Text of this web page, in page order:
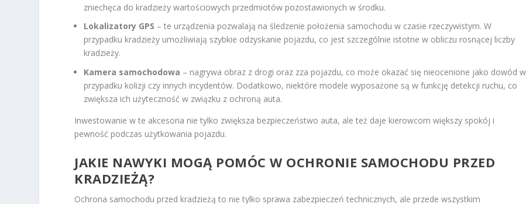
zniechęca do kradzieży wartościowych przedmiotów pozostawionych w środku.
Lokalizatory GPS – te urządzenia pozwalają na śledzenie położenia samochodu w czasie rzeczywistym. W
przypadku kradzieży umożliwiają szybkie odzyskanie pojazdu, co jest szczególnie istotne w obliczu rosnącej liczby
kradzieży.
Kamera samochodowa – nagrywa obraz z drogi oraz zza pojazdu, co może okazać się nieocenione jako dowód w
przypadku kolizji czy innych incydentów. Dodatkowo, niektóre modele wyposażone są w funkcję detekcji ruchu, co
zwiększa ich użyteczność w związku z ochroną auta.
Inwestowanie w te akcesoria nie tylko zwiększa bezpieczeństwo auta, ale też daje kierowcom większy spokój i
pewność podczas użytkowania pojazdu.
JAKIE NAWYKI MOGĄ POMÓC W OCHRONIE SAMOCHODU PRZED
KRADZIEŻĄ?
Ochrona samochodu przed kradzieżą to nie tylko sprawa zabezpieczeń technicznych, ale przede wszystkim